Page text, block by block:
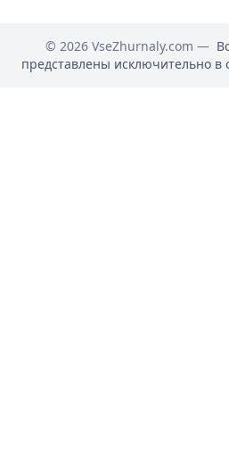
© 2026 VseZhurnaly.com —
представлены исключительно в